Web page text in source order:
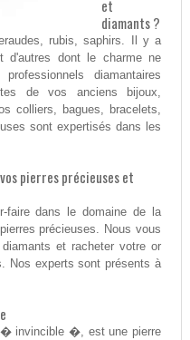
et
diamants ?
rubis, saphirs. Il y a
d'autres dont le charme ne
diamantaires
de vos anciens bijoux,
colliers, bagues, bracelets,
sont expertisés dans les
pierres précieuses et
faire dans le domaine de la
précieuses. Nous vous
et racheter votre or
Nos experts sont présents à
� invincible �, est une pierre